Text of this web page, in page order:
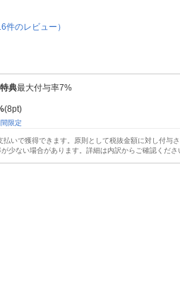
件のレビュー）
典最大付与率7%
(8pt)
限定
払いで獲得できます。原則として税抜金額に対し付与
少ない場合があります。詳細は内訳からご確認くださ